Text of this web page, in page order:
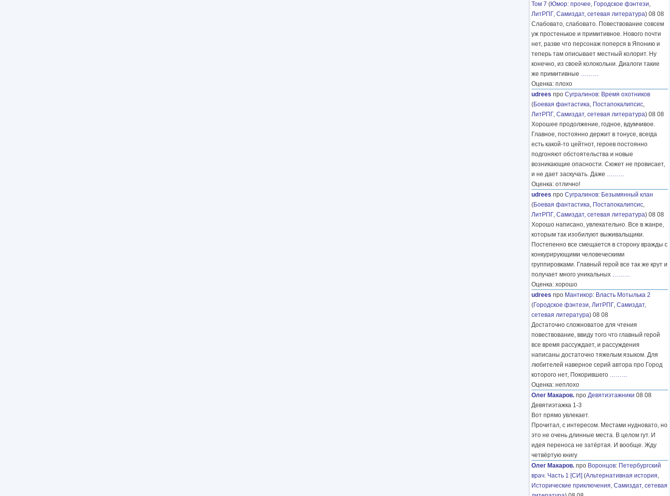
Том 7 (Юмор: прочее, Городское фэнтези,
ЛитРПГ, Самиздат, сетевая литература) 08 08
Слабовато, слабовато. Повествование совсем
уж простенькое и примитивное. Нового почти
нет, разве что персонаж поперся в Японию и
теперь там описывает местный колорит. Ну
конечно, из своей колокольни. Диалоги такие
же примитивные ………
Оценка: плохо
udrees про Сугралинов: Время охотников
(Боевая фантастика, Постапокалипсис,
ЛитРПГ, Самиздат, сетевая литература) 08 08
Хорошее продолжение, годное, вдумчивое.
Главное, постоянно держит в тонусе, всегда
есть какой-то цейтнот, героев постоянно
подгоняют обстоятельства и новые
возникающие опасности. Сюжет не провисает,
и не дает заскучать. Даже ………
Оценка: отлично!
udrees про Сугралинов: Безымянный клан
(Боевая фантастика, Постапокалипсис,
ЛитРПГ, Самиздат, сетевая литература) 08 08
Хорошо написано, увлекательно. Все в жанре,
которым так изобилуют выживальщики.
Постепенно все смещается в сторону вражды с
конкурирующими человеческими
группировками. Главный герой все так же крут и
получает много уникальных ………
Оценка: хорошо
udrees про Мантикор: Власть Мотылька 2
(Городское фэнтези, ЛитРПГ, Самиздат,
сетевая литература) 08 08
Достаточно сложноватое для чтения
повествование, ввиду того что главный герой
все время рассуждает, и рассуждения
написаны достаточно тяжелым языком. Для
любителей наверное серий автора про Город
которого нет, Покорившего ………
Оценка: неплохо
Олег Макаров. про Девятиэтажники 08 08
Девятиэтажка 1-3
Вот прямо увлекает.
Прочитал, с интересом. Местами нудновато, но
это не очень длинные места. В целом гут. И
идея переноса не затёртая. И вообще. Жду
четвёртую книгу
Олег Макаров. про Воронцов: Петербургский
врач. Часть 1 [СИ] (Альтернативная история,
Исторические приключения, Самиздат, сетевая